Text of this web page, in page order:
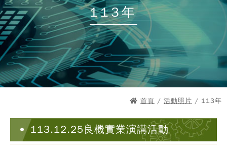
113年
首頁 / 活動照片 / 113年
113.12.25良機實業演講活動